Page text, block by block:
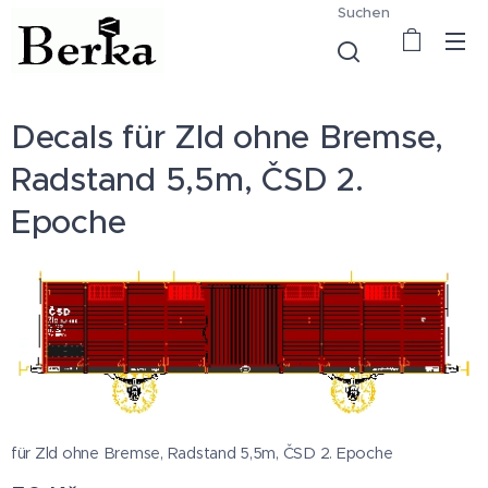
Suchen
Decals für Zld ohne Bremse,
Radstand 5,5m, ČSD 2.
Epoche
für Zld ohne Bremse, Radstand 5,5m, ČSD 2. Epoche